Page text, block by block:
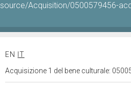
Acquisition/0500579456-
EN
IT
Acquisizione 1 del bene culturale: